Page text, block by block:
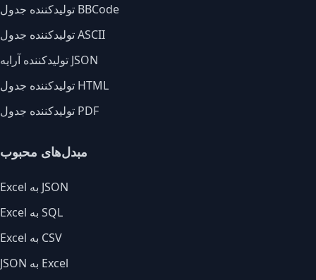
تولیدکننده جدول BBCode
تولیدکننده جدول ASCII
تولیدکننده آرایه JSON
تولیدکننده جدول HTML
تولیدکننده جدول PDF
مبدل‌های محبوب
Excel به JSON
Excel به SQL
Excel به CSV
JSON به Excel